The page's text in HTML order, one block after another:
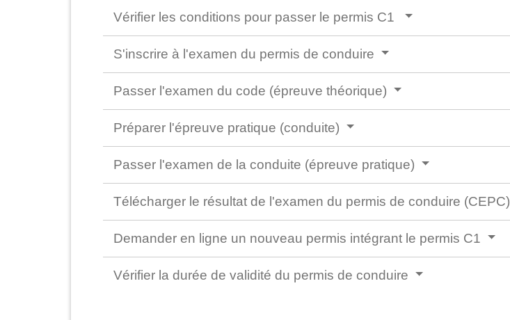
Vérifier les conditions pour passer le permis C1
S'inscrire à l'examen du permis de conduire
Passer l'examen du code (épreuve théorique)
Préparer l'épreuve pratique (conduite)
Passer l'examen de la conduite (épreuve pratique)
Télécharger le résultat de l'examen du permis de conduire (CEPC)
Demander en ligne un nouveau permis intégrant le permis C1
Vérifier la durée de validité du permis de conduire